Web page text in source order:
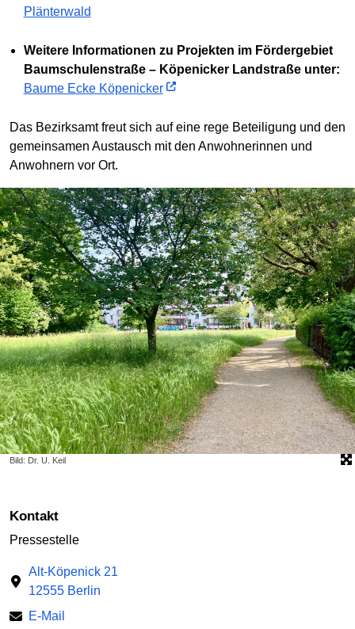
Plänterwald
Weitere Informationen zu Projekten im Fördergebiet
Baumschulenstraße – Köpenicker Landstraße unter:
Baume Ecke Köpenicker
Das Bezirksamt freut sich auf eine rege Beteiligung und den
gemeinsamen Austausch mit den Anwohnerinnen und
Anwohnern vor Ort.
Bild: Dr. U. Keil
Kontakt
Pressestelle
Alt-Köpenick 21
12555 Berlin
E-Mail